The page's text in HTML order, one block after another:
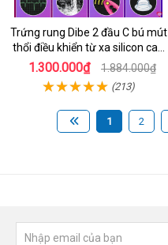
Trứng rung Dibe 2 đầu C bú mút
thổi điều khiển từ xa silicon cao
cấp kích thích điểm G
1.300.000₫ 1.884.000₫
(213)
1 2